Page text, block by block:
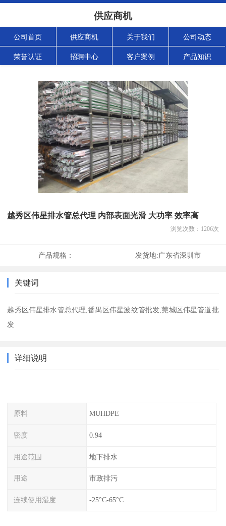
供应商机
公司首页 供应商机 关于我们 公司动态
荣誉认证 招聘中心 客户案例 产品知识
越秀区伟星排水管总代理 内部表面光滑 大功率 效率高
浏览次数： 1206次
产品规格： 发货地:广东省深圳市
关键词
越秀区伟星排水管总代理,番禺区伟星波纹管批发,莞城区伟星管道批
发
详细说明
原料 MUHDPE
密度 0.94
用途范围 地下排水
用途 市政排污
连续使用湿度 -25°C-65°C